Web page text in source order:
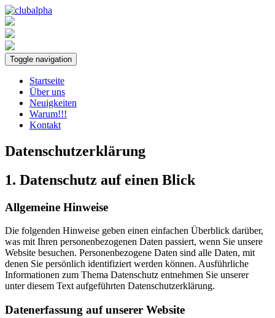
Toggle navigation
Startseite
Über uns
Neuigkeiten
Warum!!!
Kontakt
Datenschutzerklärung
1. Datenschutz auf einen Blick
Allgemeine Hinweise
Die folgenden Hinweise geben einen einfachen Überblick darüber,
was mit Ihren personenbezogenen Daten passiert, wenn Sie unsere
Website besuchen. Personenbezogene Daten sind alle Daten, mit
denen Sie persönlich identifiziert werden können. Ausführliche
Informationen zum Thema Datenschutz entnehmen Sie unserer
unter diesem Text aufgeführten Datenschutzerklärung.
Datenerfassung auf unserer Website